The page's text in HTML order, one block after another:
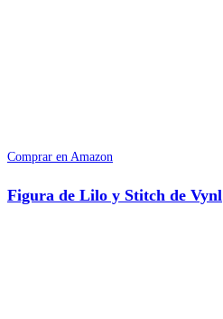
Comprar en Amazon
Figura de Lilo y Stitch de Vynl